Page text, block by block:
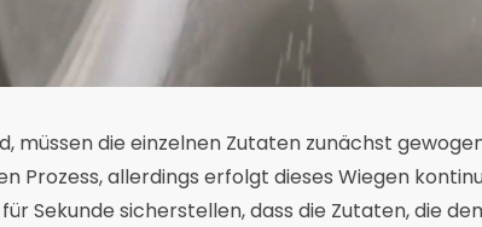
müssen die einzelnen Zutaten zunächst
Prozess, allerdings erfolgt dieses Wiegen
Sekunde sicherstellen, dass die Zutaten, die